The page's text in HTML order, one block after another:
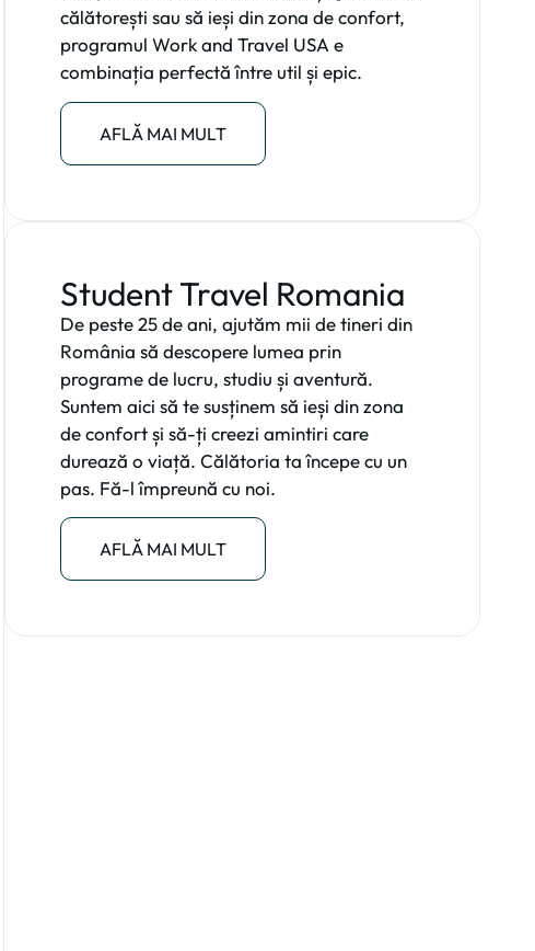
călătorești sau să ieși din zona de confort,
programul Work and Travel USA e
combinația perfectă între util și epic.
AFLĂ MAI MULT
Student Travel Romania
De peste 25 de ani, ajutăm mii de tineri din
România să descopere lumea prin
programe de lucru, studiu și aventură.
Suntem aici să te susținem să ieși din zona
de confort și să-ți creezi amintiri care
durează o viață. Călătoria ta începe cu un
pas. Fă-l împreună cu noi.
AFLĂ MAI MULT